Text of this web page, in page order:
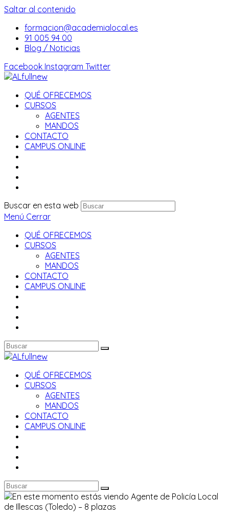
Saltar al contenido
formacion@academialocal.es
91 005 94 00
Blog / Noticias
Facebook Instagram Twitter
QUÉ OFRECEMOS
CURSOS
AGENTES
MANDOS
CONTACTO
CAMPUS ONLINE
Buscar en esta web
Menú Cerrar
QUÉ OFRECEMOS
CURSOS
AGENTES
MANDOS
CONTACTO
CAMPUS ONLINE
QUÉ OFRECEMOS
CURSOS
AGENTES
MANDOS
CONTACTO
CAMPUS ONLINE